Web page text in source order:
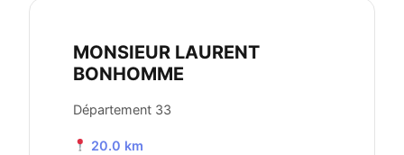
MONSIEUR LAURENT
BONHOMME
Département 33
20.0 km